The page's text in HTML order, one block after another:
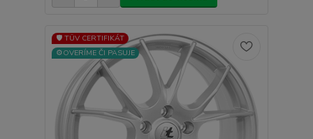
🛡️ TÜV CERTIFIKÁT
⚙️OVERÍME ČI PASUJE